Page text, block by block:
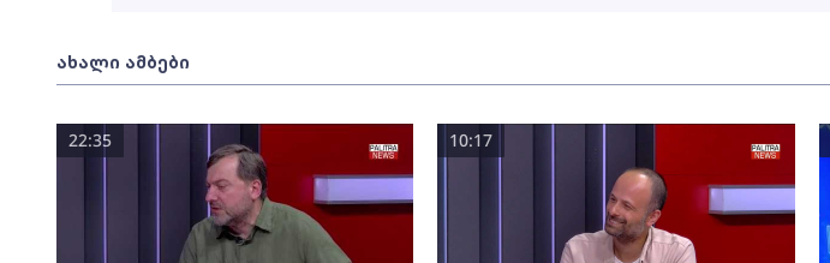
ახალი ამბები
22:35 10:17